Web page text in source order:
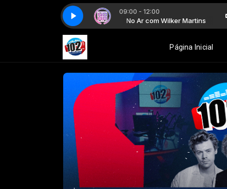
09:00 - 12:00
No Ar com Wilker Martins No Ar com Wilker Martins
Página Inicial